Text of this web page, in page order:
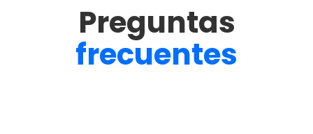
Preguntas
frecuentes